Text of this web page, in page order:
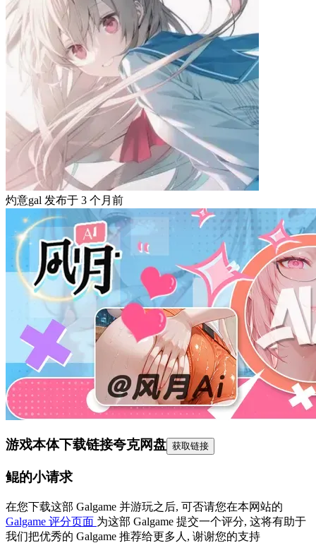
灼意gal 发布于 3 个月前
游戏本体下载链接夸克网盘 获取链接
鲲的小请求
在您下载这部 Galgame 并游玩之后, 可否请您在本网站的
Galgame 评分页面 为这部 Galgame 提交一个评分, 这将有助于
我们把优秀的 Galgame 推荐给更多人, 谢谢您的支持